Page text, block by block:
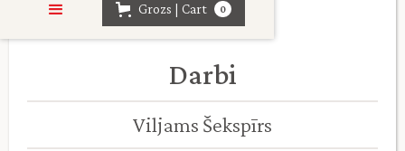
Grozs | Cart 0
Darbi
Viljams Šekspīrs